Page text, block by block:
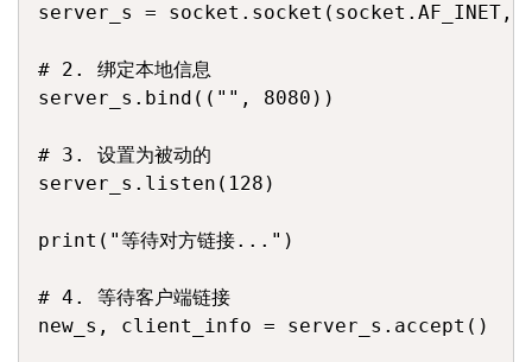
server_s = socket.socket(socket.AF_INET,
# 2. 绑定本地信息
server_s.bind(("", 8080))
# 3. 设置为被动的
server_s.listen(128)
print("等待对方链接...")
# 4. 等待客户端链接
new_s, client_info = server_s.accept()